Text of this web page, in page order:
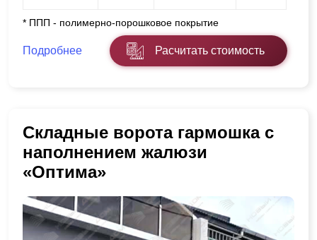
* ППП - полимерно-порошковое покрытие
Подробнее Расчитать стоимость
Складные ворота гармошка с
наполнением жалюзи
«Оптима»